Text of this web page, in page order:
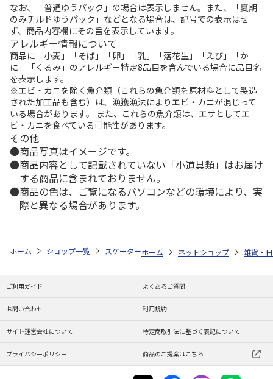
なお、「普通ゆうパック」の場合は表示しません。また、「夏期
のみチルドゆうパック」などとなる場合は、記号での表示はせ
ず、商品内容欄にその旨を表示しています。
アレルギー情報について
商品に「小麦」「そば」「卵」「乳」「落花生」「えび」「か
に」「くるみ」のアレルギー特定8品目を含んでいる場合に品目名
を表示します。
※エビ・カニを除く魚介類（これらの魚介類を原材料として製造
された加工品も含む）は、漁獲漁法によりエビ・カニが混じって
いる場合があります。 また、これらの魚介類は、エサとしてエ
ビ・カニを食べている可能性があります。
その他
商品写真はイメージです。
商品内容として記載されていない「小道具類」はお届け
する商品に含まれておりません。
商品の色は、ご覧になるパソコンなどの環境により、実
際と異なる場合があります。
ホーム ショップ一覧 スケーター 陶器ダイカットマグカップ くまの
ホーム ネットショップ 雑貨・
ご利用ガイド よくあるご質問
お問い合わせ 利用規約
サイト運営会社について 特定商取引法に基づく表記について
プライバシーポリシー 商品のご提案はこちら